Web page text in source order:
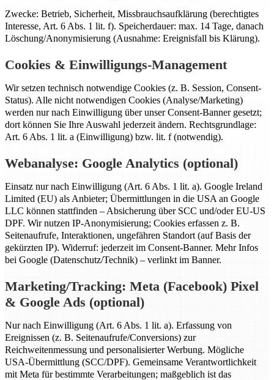
Zwecke: Betrieb, Sicherheit, Missbrauchsaufklärung (berechtigtes
Interesse, Art. 6 Abs. 1 lit. f). Speicherdauer: max. 14 Tage, danach
Löschung/Anonymisierung (Ausnahme: Ereignisfall bis Klärung).
Cookies & Einwilligungs-Management
Wir setzen technisch notwendige Cookies (z. B. Session, Consent-
Status). Alle nicht notwendigen Cookies (Analyse/Marketing)
werden nur nach Einwilligung über unser Consent-Banner gesetzt;
dort können Sie Ihre Auswahl jederzeit ändern. Rechtsgrundlage:
Art. 6 Abs. 1 lit. a (Einwilligung) bzw. lit. f (notwendig).
Webanalyse: Google Analytics (optional)
Einsatz nur nach Einwilligung (Art. 6 Abs. 1 lit. a). Google Ireland
Limited (EU) als Anbieter; Übermittlungen in die USA an Google
LLC können stattfinden – Absicherung über SCC und/oder EU-US
DPF. Wir nutzen IP-Anonymisierung; Cookies erfassen z. B.
Seitenaufrufe, Interaktionen, ungefähren Standort (auf Basis der
gekürzten IP). Widerruf: jederzeit im Consent-Banner. Mehr Infos
bei Google (Datenschutz/Technik) – verlinkt im Banner.
Marketing/Tracking: Meta (Facebook) Pixel
& Google Ads (optional)
Nur nach Einwilligung (Art. 6 Abs. 1 lit. a). Erfassung von
Ereignissen (z. B. Seitenaufrufe/Conversions) zur
Reichweitenmessung und personalisierter Werbung. Mögliche
USA-Übermittlung (SCC/DPF). Gemeinsame Verantwortlichkeit
mit Meta für bestimmte Verarbeitungen; maßgeblich ist das